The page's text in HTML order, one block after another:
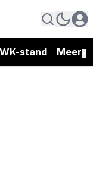
WK-stand Meer